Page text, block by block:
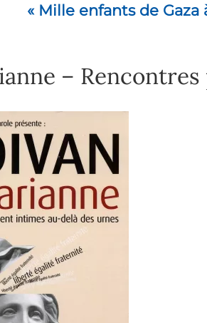
« Mille enfants de Gaza
–